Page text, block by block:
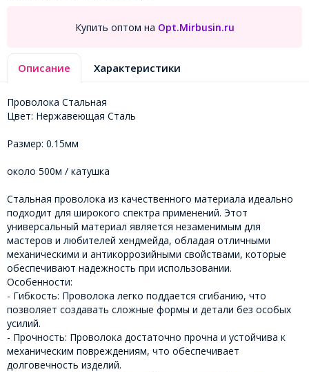
Купить оптом на Opt.Mirbusin.ru
Описание Характеристики
Проволока Стальная
Цвет: Нержавеющая Сталь
Размер: 0.15мм
около 500м / катушка
Стальная проволока из качественного материала идеально
подходит для широкого спектра применений. Этот
универсальный материал является незаменимым для
мастеров и любителей хендмейда, обладая отличными
механическими и антикоррозийными свойствами, которые
обеспечивают надежность при использовании.
Особенности:
- Гибкость: Проволока легко поддается сгибанию, что
позволяет создавать сложные формы и детали без особых
усилий.
- Прочность: Проволока достаточно прочна и устойчива к
механическим повреждениям, что обеспечивает
долговечность изделий.